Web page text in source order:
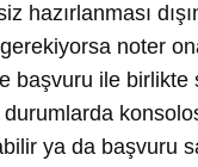
hazırlanması
noter
başvuru ile birlikte
durumlarda
ya da başvuru